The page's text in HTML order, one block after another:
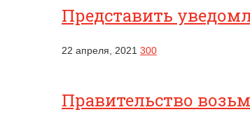
Представить
22 апреля, 2021 300
Правительство